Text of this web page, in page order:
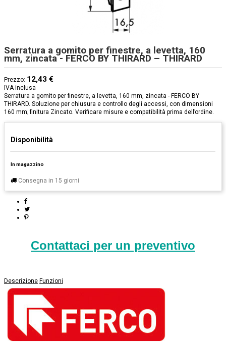
Serratura a gomito per finestre, a levetta, 160
mm, zincata - FERCO BY THIRARD – THIRARD
Prezzo: 12,43 €
IVA inclusa
Serratura a gomito per finestre, a levetta, 160 mm, zincata - FERCO BY
THIRARD. Soluzione per chiusura e controllo degli accessi, con dimensioni
160 mm; finitura Zincato. Verificare misure e compatibilità prima dell’ordine.
Disponibilità
In magazzino
Consegna in 15 giorni
Contattaci per un preventivo
Descrizione Funzioni